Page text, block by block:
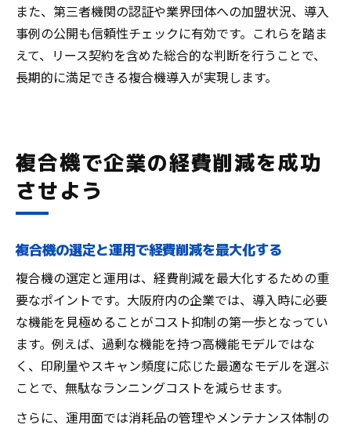
また、第三者機関の認証や業界団体への加盟状況、導入
事例の公開も信頼性チェックに有効です。これらを踏ま
えて、リース契約を含めた総合的な判断を行うことで、
長期的に満足できる複合機導入が実現します。
複合機で企業の経費削減を成功
させよう
複合機の選定と運用で経費削減を最大化する
複合機の選定と運用は、経費削減を最大化するための重
要なポイントです。大阪府内の企業では、導入時に必要
な機能を見極めることがコスト抑制の第一歩となってい
ます。例えば、過剰な機能を持つ高機能モデルではな
く、印刷量やスキャン頻度に応じた最適なモデルを選ぶ
ことで、無駄なランニングコストを減らせます。
さらに、運用面では消耗品の管理やメンテナンス体制の